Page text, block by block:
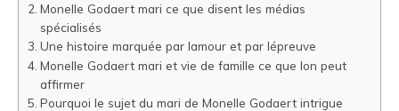
Monelle Godaert mari ce que disent les médias
spécialisés
Une histoire marquée par lamour et par lépreuve
Monelle Godaert mari et vie de famille ce que lon peut
affirmer
Pourquoi le sujet du mari de Monelle Godaert intrigue